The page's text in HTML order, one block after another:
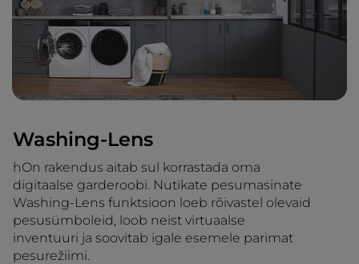
Washing-Lens
hOn rakendus aitab sul korrastada oma
digitaalse garderoobi. Nutikate pesumasinate
Washing-Lens funktsioon loeb rõivastel olevaid
pesusümboleid, loob neist virtuaalse
inventuuri ja soovitab igale esemele parimat
pesurežiimi.